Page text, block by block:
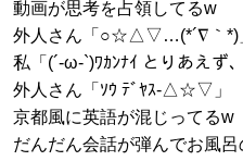
動画が思考を占領してるw
外人さん「○☆△▽…(*´∇｀*)
私「(´-ω-`)ﾜｶﾝﾅｲ とりあえず、
外人さん「ｿｳ ﾃﾞﾔｽ-△☆▽」
京都風に英語が混じってるw
だんだん会話が弾んでお風